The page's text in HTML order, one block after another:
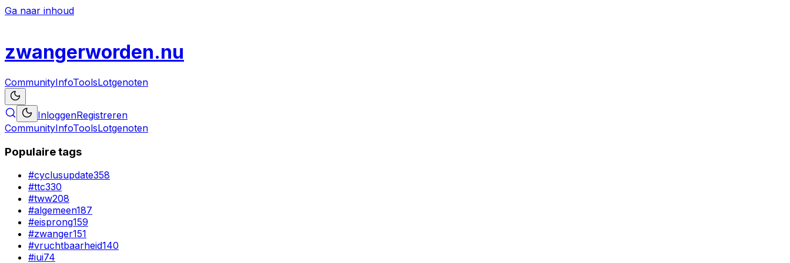
Ga naar inhoud
zwangerworden.nu
CommunityInfoToolsLotgenoten
InloggenRegistreren
CommunityInfoToolsLotgenoten
Populaire tags
#cyclusupdate358
#ttc330
#tww208
#algemeen187
#eisprong159
#zwanger151
#vruchtbaarheid140
#iui74